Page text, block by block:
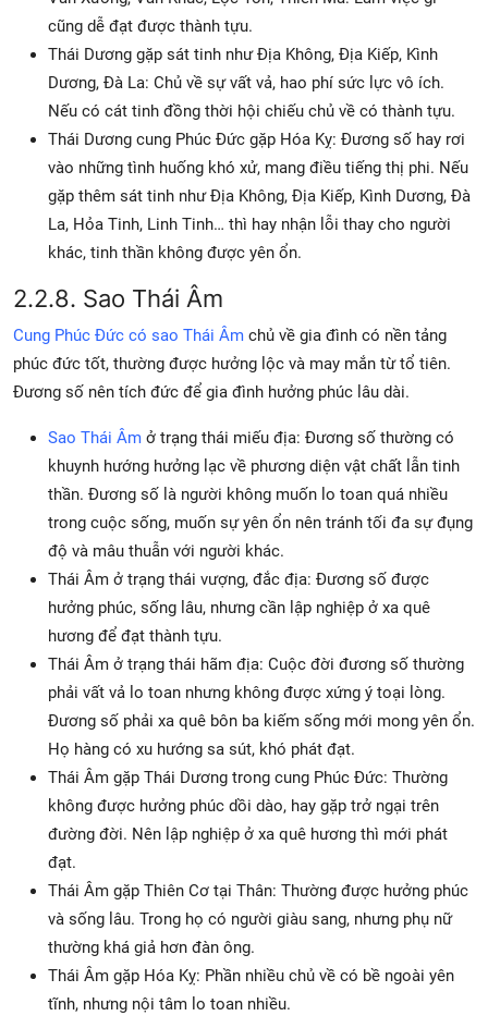
cũng dễ đạt được thành tựu.
Thái Dương gặp sát tinh như Địa Không, Địa Kiếp, Kình
Dương, Đà La: Chủ về sự vất vả, hao phí sức lực vô ích.
Nếu có cát tinh đồng thời hội chiếu chủ về có thành tựu.
Thái Dương cung Phúc Đức gặp Hóa Kỵ: Đương số hay rơi
vào những tình huống khó xử, mang điều tiếng thị phi. Nếu
gặp thêm sát tinh như Địa Không, Địa Kiếp, Kình Dương, Đà
La, Hỏa Tinh, Linh Tinh… thì hay nhận lỗi thay cho người
khác, tinh thần không được yên ổn.
2.2.8. Sao Thái Âm
Cung Phúc Đức có sao Thái Âm chủ về gia đình có nền tảng
phúc đức tốt, thường được hưởng lộc và may mắn từ tổ tiên.
Đương số nên tích đức để gia đình hưởng phúc lâu dài.
Sao Thái Âm ở trạng thái miếu địa: Đương số thường có
khuynh hướng hưởng lạc về phương diện vật chất lẫn tinh
thần. Đương số là người không muốn lo toan quá nhiều
trong cuộc sống, muốn sự yên ổn nên tránh tối đa sự đụng
độ và mâu thuẫn với người khác.
Thái Âm ở trạng thái vượng, đắc địa: Đương số được
hưởng phúc, sống lâu, nhưng cần lập nghiệp ở xa quê
hương để đạt thành tựu.
Thái Âm ở trạng thái hãm địa: Cuộc đời đương số thường
phải vất vả lo toan nhưng không được xứng ý toại lòng.
Đương số phải xa quê bôn ba kiếm sống mới mong yên ổn.
Họ hàng có xu hướng sa sút, khó phát đạt.
Thái Âm gặp Thái Dương trong cung Phúc Đức: Thường
không được hưởng phúc dồi dào, hay gặp trở ngại trên
đường đời. Nên lập nghiệp ở xa quê hương thì mới phát
đạt.
Thái Âm gặp Thiên Cơ tại Thân: Thường được hưởng phúc
và sống lâu. Trong họ có người giàu sang, nhưng phụ nữ
thường khá giả hơn đàn ông.
Thái Âm gặp Hóa Kỵ: Phần nhiều chủ về có bề ngoài yên
tĩnh, nhưng nội tâm lo toan nhiều.